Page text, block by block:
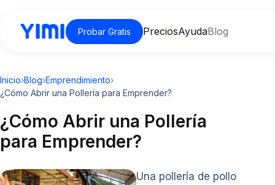
Probar Gratis PreciosAyudaBlog
Inicio›Blog›Emprendimiento›
¿Cómo Abrir una Pollería para Emprender?
¿Cómo Abrir una Pollería
para Emprender?
Una pollería de pollo